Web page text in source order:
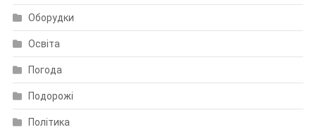
Оборудки
Освіта
Погода
Подорожі
Політика